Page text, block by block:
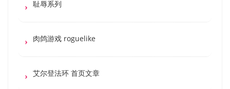
耻辱系列
肉鸽游戏 roguelike
艾尔登法环 首页文章